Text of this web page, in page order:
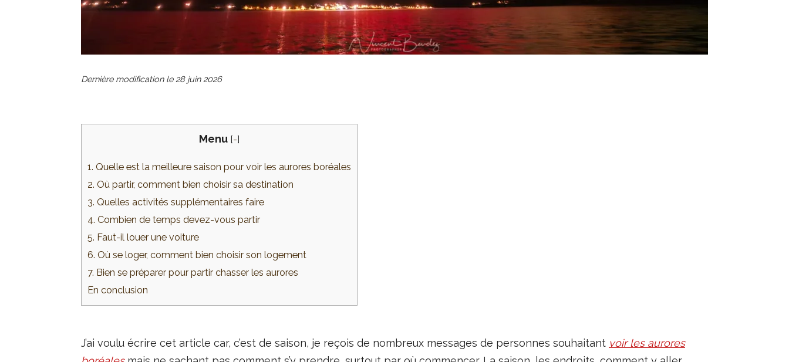
Dernière modification le 28 juin 2026
Menu [-]
1. Quelle est la meilleure saison pour voir les aurores boréales
2. Où partir, comment bien choisir sa destination
3. Quelles activités supplémentaires faire
4. Combien de temps devez-vous partir
5. Faut-il louer une voiture
6. Où se loger, comment bien choisir son logement
7. Bien se préparer pour partir chasser les aurores
En conclusion
J’ai voulu écrire cet article car, c’est de saison, je reçois de nombreux messages de personnes souhaitant voir les aurores